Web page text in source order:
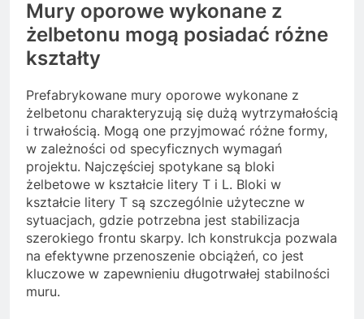
Mury oporowe wykonane z
żelbetonu mogą posiadać różne
kształty
Prefabrykowane mury oporowe wykonane z
żelbetonu charakteryzują się dużą wytrzymałością
i trwałością. Mogą one przyjmować różne formy,
w zależności od specyficznych wymagań
projektu. Najczęściej spotykane są bloki
żelbetowe w kształcie litery T i L. Bloki w
kształcie litery T są szczególnie użyteczne w
sytuacjach, gdzie potrzebna jest stabilizacja
szerokiego frontu skarpy. Ich konstrukcja pozwala
na efektywne przenoszenie obciążeń, co jest
kluczowe w zapewnieniu długotrwałej stabilności
muru.